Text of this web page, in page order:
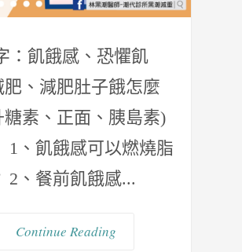
：飢餓感、恐懼飢
肥、減肥肚子餓怎麼
糖素、正面、胰島素)
1、飢餓感可以燃燒脂
2、餐前飢餓感...
Continue Reading